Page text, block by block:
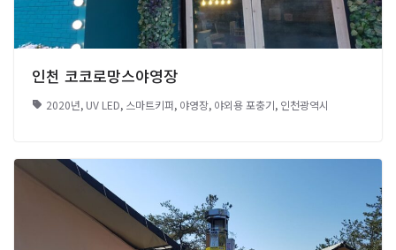
인천 코코로망스야영장
2020년, UV LED, 스마트키퍼, 야영장, 야외용 포충기, 인천광역시